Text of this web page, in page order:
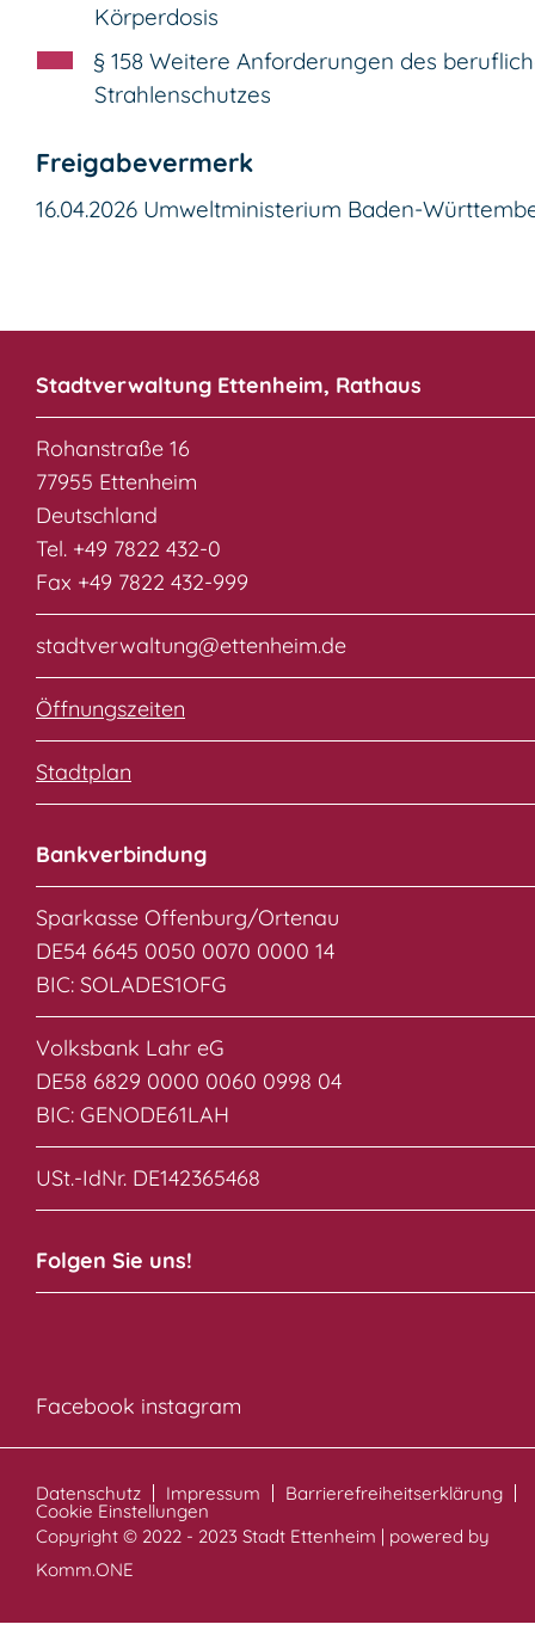
Körperdosis
§ 158 Weitere Anforderungen des
Strahlenschutzes
Freigabevermerk
16.04.2026 Umweltministerium Baden-
Stadtverwaltung Ettenheim, Rathaus
Rohanstraße 16
77955 Ettenheim
Deutschland
Tel. +49 7822 432-0
Fax +49 7822 432-999
stadtverwaltung@ettenheim.de
Öffnungszeiten
Stadtplan
Bankverbindung
Sparkasse Offenburg/Ortenau
DE54 6645 0050 0070 0000 14
BIC: SOLADES1OFG
Volksbank Lahr eG
DE58 6829 0000 0060 0998 04
BIC: GENODE61LAH
USt.-IdNr. DE142365468
Folgen Sie uns!
Facebook instagram
Datenschutz Impressum Barrierefreiheitserklärung
Cookie Einstellungen
Copyright © 2022 - 2023 Stadt Ettenheim | powered by
Komm.ONE